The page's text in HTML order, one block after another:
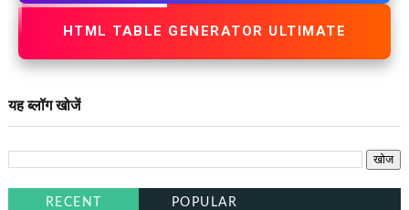
HTML TABLE GENERATOR ULTIMATE
यह ब्लॉग खोजें
RECENT POPULAR